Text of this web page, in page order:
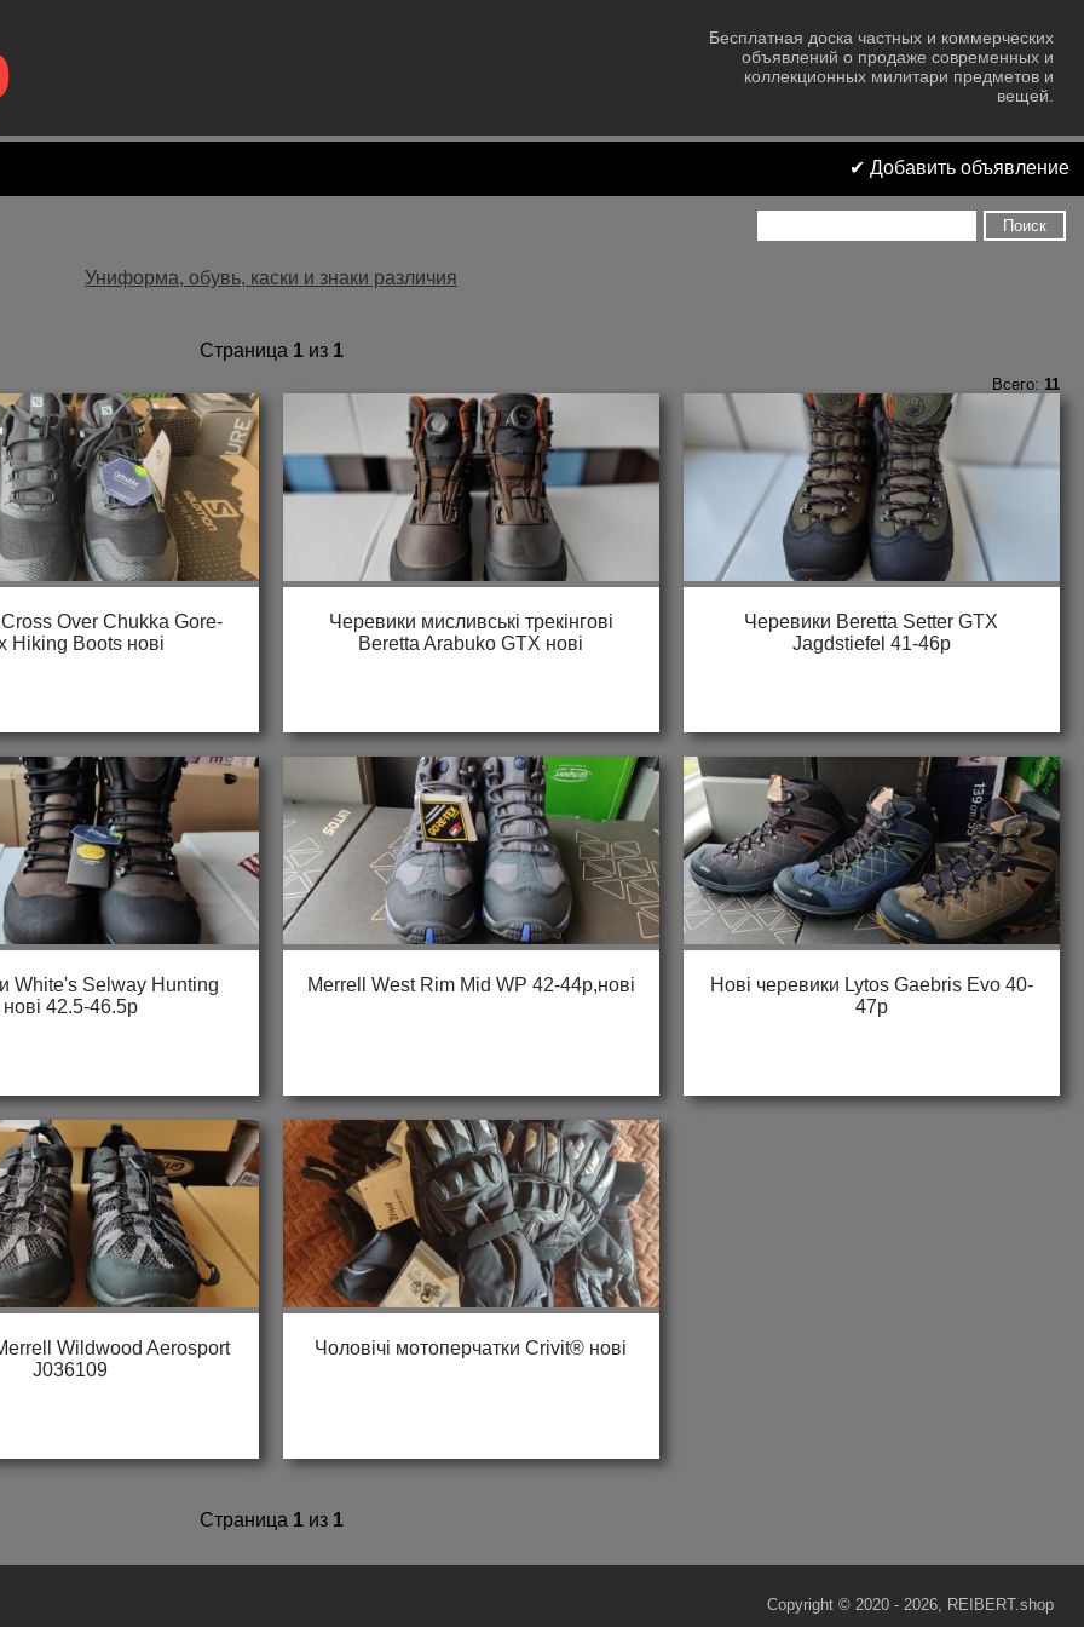
Бесплатная доска частных и коммерческих
объявлений о продаже cовременных и
коллекционных милитари предметов и
вещей.
✔ Добавить объявление
Униформа, обувь, каски и знаки различия
Страница 1из 1
Всего: 11
Over Chukka Gore-
Hiking Boots нові
Черевики мисливські трекінгові
Beretta Arabuko GTX нові
Черевики Beretta Setter GTX
Jagdstiefel 41-46р
White's Selway Hunting
нові 42.5-46.5р
Merrell West Rim Mid WP 42-44р,нові
Нові черевики Lytos Gaebris Evo 40-
47р
Wildwood Aerosport
J036109
Чоловічі мотоперчатки Crivit® нові
Страница 1из 1
Copyright © 2020 - 2026, REIBERT.shop